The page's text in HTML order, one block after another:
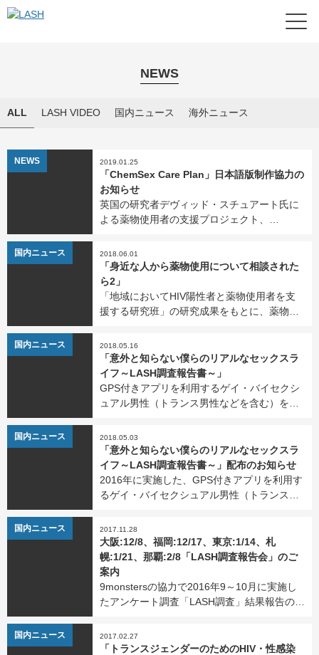
NEWS
ALL LASH VIDEO 国内ニュース 海外ニュース
NEWS 2019.01.25
「ChemSex Care Plan」日本語版制作協力の
お知らせ
英国の研究者デヴィッド・スチュアート氏に
よる薬物使用者の支援プロジェクト、
グセックス・ケアプラン」の制作に協力しま
した。 ぜひ、下記のURLからご覧ください。
「ド […]
NEWS
国内ニュース 2018.06.01
「身近な人から薬物使用について相談された
ら2」
「地域においてHIV陽性者と薬物使用者を支
援する研究班」の研究成果をもとに、薬物使
ちに役立ててもらえるパンフレット「身近な
人から薬物使用について相談されたら2」を制
作しました。PD […]
NEWS
国内ニュース 2018.05.16
「意外と知らない僕らのリアルなセックスラ
イフ～LASH調査報告書～」
GPS付きアプリを利用するゲイ・バイセクシ
ュアル男性（トランス男性などを含む）を対
に、冊子「意外と知らない僕らのリアルなセ
ックスライフ～LASH調査報告書～」を制作し
ました。P […]
NEWS
国内ニュース 2018.05.03
「意外と知らない僕らのリアルなセックスラ
イフ～LASH調査報告書～」配布のお知らせ
2016年に実施した、GPS付きアプリを利用す
るゲイ・バイセクシュアル男性（トランス男
もとに、冊子「意外と知らない僕らのリアル
なセックスライフ～LASH調査報告書～」を制
作しま […]
NEWS
国内ニュース 2017.11.28
大阪:12/8、福岡:12/17、東京:1/14、札
幌:1/21、那覇:2/8「LASH調査報告会」のご
案内
9monstersの協力で2016年9～10月に実施し
たアンケート調査「LASH調査」結果報告の第
て報告会を開催します。 恋愛、セックスや性
の健康について、突っ込んだ質問にもかか
NEWS
国内ニュース 2017.02.27
「トランスジェンダーのためのHIV・性感染